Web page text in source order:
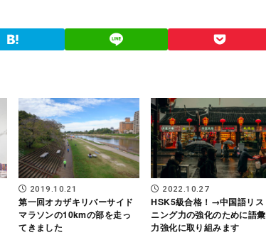
2019.10.21
第一回オカザキリバーサイド
マラソンの10kmの部を走っ
てきました
2022.10.27
HSK5級合格！→中国語リス
ニング力の強化のために語彙
力強化に取り組みます